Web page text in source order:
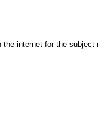
internet for the subject